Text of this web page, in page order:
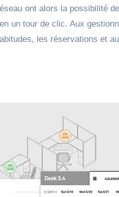
ont alors la possibilité
un tour de clic. Aux
les réservations et